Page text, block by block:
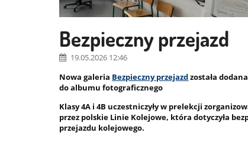
Bezpieczny przejazd
19.05.2026 12:46
Nowa galeria Bezpieczny przejazdzostała dodana
do albumu fotograficznego
Klasy 4A i 4B uczestniczyły w prelekcji
przez polskie Linie Kolejowe, która dotyczyła
przejazdu kolejowego.